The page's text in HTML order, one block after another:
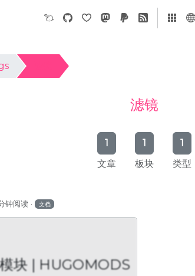
滤镜
1
文章
1
板块
1
类型
钟阅读 文档
块 | HUGOMODS
|
HUGO 图片模块 |